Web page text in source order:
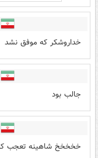
خداروشکر که موفق نشد
جالب بود
خخخخخ شاهینه تعجب